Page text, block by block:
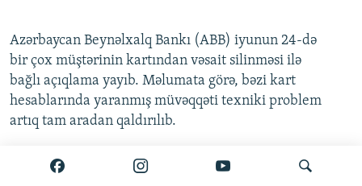
Azərbaycan Beynəlxalq Bankı (ABB) iyunun 24-də
bir çox müştərinin kartından vəsait silinməsi ilə
bağlı açıqlama yayıb. Məlumata görə, bəzi kart
hesablarında yaranmış müvəqqəti texniki problem
artıq tam aradan qaldırılıb.